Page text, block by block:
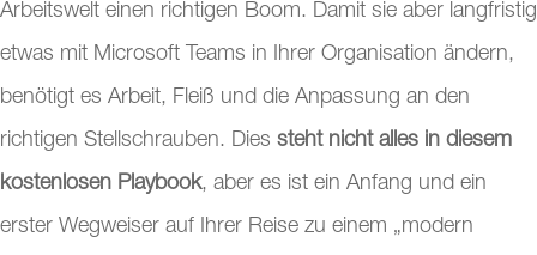
Arbeitswelt einen richtigen Boom. Damit sie aber langfristig
etwas mit Microsoft Teams in Ihrer Organisation ändern,
benötigt es Arbeit, Fleiß und die Anpassung an den
richtigen Stellschrauben. Dies steht nicht alles in diesem
kostenlosen Playbook, aber es ist ein Anfang und ein
erster Wegweiser auf Ihrer Reise zu einem „modern